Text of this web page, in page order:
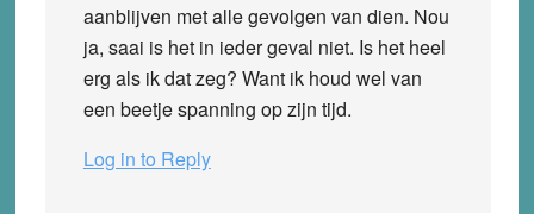
aanblijven met alle gevolgen van dien. Nou
ja, saai is het in ieder geval niet. Is het heel
erg als ik dat zeg? Want ik houd wel van
een beetje spanning op zijn tijd.
Log in to Reply